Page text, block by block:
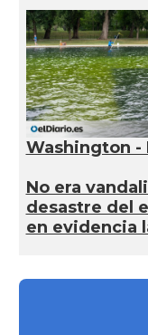
Washington -
No era
desastre del
en evidencia